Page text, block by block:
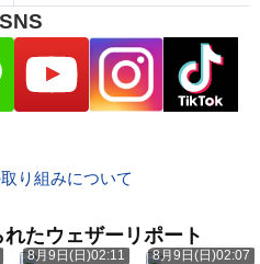
り組みについて
たウェザーリポート
8月9日(日)02:11 8月9日(日)02:07